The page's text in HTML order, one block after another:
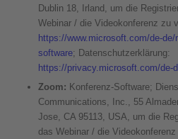
Dublin 18, Irland, um die
Webinar / die Videokonferenz zu
https://www.microsoft.com/de-
software; Datenschutzerklärung:
https://privacy.microsoft.com/de-
Zoom: Konferenz-Software;
Communications, Inc., 55
Jose, CA 95113, USA, um die
das Webinar / die